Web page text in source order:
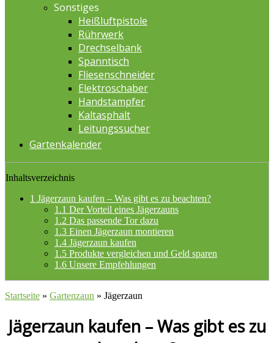
Sonstiges
Heißluftpistole
Rührwerk
Drechselbank
Spanntisch
Fliesenschneider
Elektroschaber
Handstampfer
Kaltasphalt
Leitungssucher
Gartenkalender
Inhaltsverzeichnis
1 Jägerzaun kaufen – Was gibt es zu beachten?
1.1 Der Vorteil eines Jägerzauns
1.2 Das passende Tor dazu
1.3 Einen Jägerzaun montieren
1.4 Jägerzaun kaufen
1.5 Produkte vergleichen und Geld sparen
1.6 Unsere Empfehlungen
Startseite » Gartenzaun » Jägerzaun
Jägerzaun kaufen – Was gibt es zu